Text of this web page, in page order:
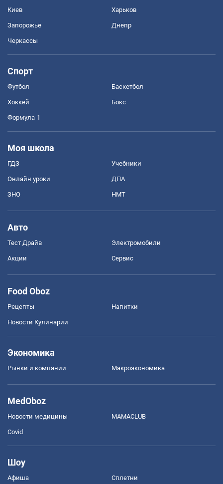
Киев Харьков
Запорожье Днепр
Черкассы
Спорт
Футбол Баскетбол
Хоккей Бокс
Формула-1
Моя школа
ГДЗ Учебники
Онлайн уроки ДПА
ЗНО НМТ
Авто
Тест Драйв Электромобили
Акции Сервис
Food Oboz
Рецепты Напитки
Новости Кулинарии
Экономика
Рынки и компании Mакроэкономика
MedOboz
Новости медицины MAMACLUB
Covid
Шоу
Афиша Сплетни